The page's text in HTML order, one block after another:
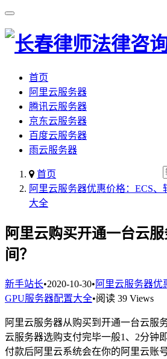
首页
阿里云服务器
腾讯云服务器
京东云服务器
百度云服务器
雨云服务器
首页
阿里云服务器优惠价格：ECS
大全
阿里云购买开通一台云
间？
新手站长•2020-10-30• 阿里云服务器优
GPU服务器配置大全•阅读 39 Views
阿里云服务器从购买到开通一台云服
云服务器选购支付完毕一般1、2分钟
付款后阿里云系统会在你的阿里云账